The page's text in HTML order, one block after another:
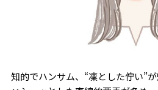
知的でハンサム、“凜とした佇い”